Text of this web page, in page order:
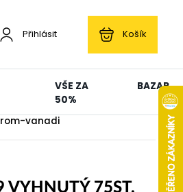
Přihlásit Košík
VŠE ZA
50%
BAZAR
vanadi
VYHNUTÝ 75ST.